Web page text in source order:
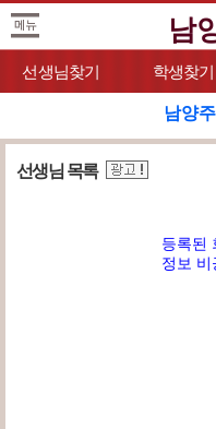
남
선생님찾기 학생찾기
남양주
선생님 목록
등록된
정보 비